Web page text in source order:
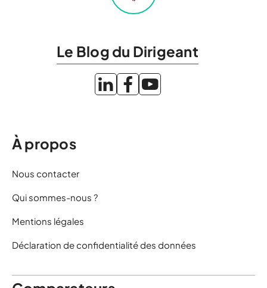
Le Blog du Dirigeant
À propos
Nous contacter
Qui sommes-nous ?
Mentions légales
Déclaration de confidentialité des données